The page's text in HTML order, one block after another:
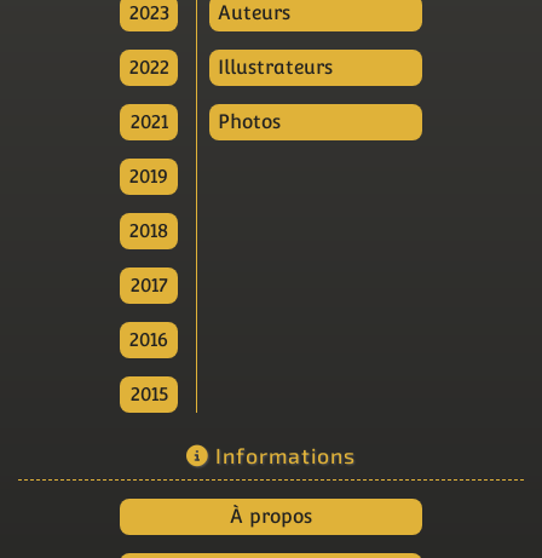
2023
2022
2021
2019
2018
2017
2016
2015
Auteurs
Illustrateurs
Photos
Informations
À propos